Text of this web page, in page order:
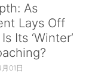
As
Lays Off
Its ‘Winter’
01日